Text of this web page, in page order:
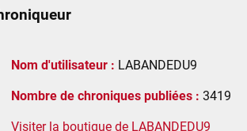
Nom d'utilisateur : LABANDEDU9
Nombre de chroniques publiées : 3419
Visiter la boutique de LABANDEDU9